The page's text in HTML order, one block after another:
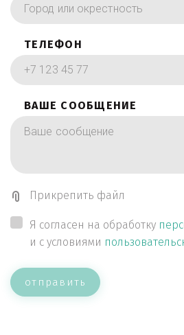
ТЕЛЕФОН
ВАШЕ СООБЩЕНИЕ
Прикрепить файл
Я согласен на обработку
и с условиями
отправить